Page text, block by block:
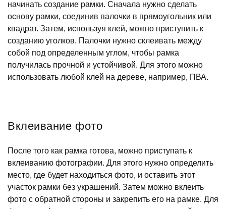
начинать создание рамки. Сначала нужно сделать
основу рамки, соединив палочки в прямоугольник или
квадрат. Затем, используя клей, можно приступить к
созданию уголков. Палочки нужно склеивать между
собой под определенным углом, чтобы рамка
получилась прочной и устойчивой. Для этого можно
использовать любой клей на дереве, например, ПВА.
Вклеивание фото
После того как рамка готова, можно приступать к
вклеиванию фотографии. Для этого нужно определить
место, где будет находиться фото, и оставить этот
участок рамки без украшений. Затем можно вклеить
фото с обратной стороны и закрепить его на рамке. Для